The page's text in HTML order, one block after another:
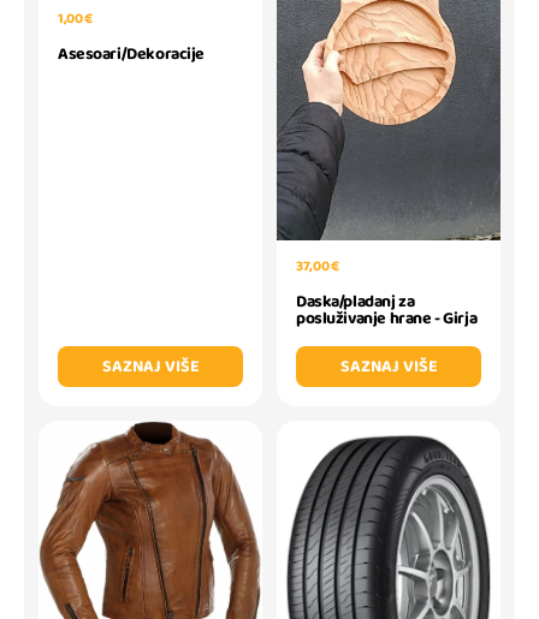
1,00 €
Asesoari/Dekoracije
SAZNAJ VIŠE
37,00 €
Daska/pladanj za
posluživanje hrane - Girja
SAZNAJ VIŠE